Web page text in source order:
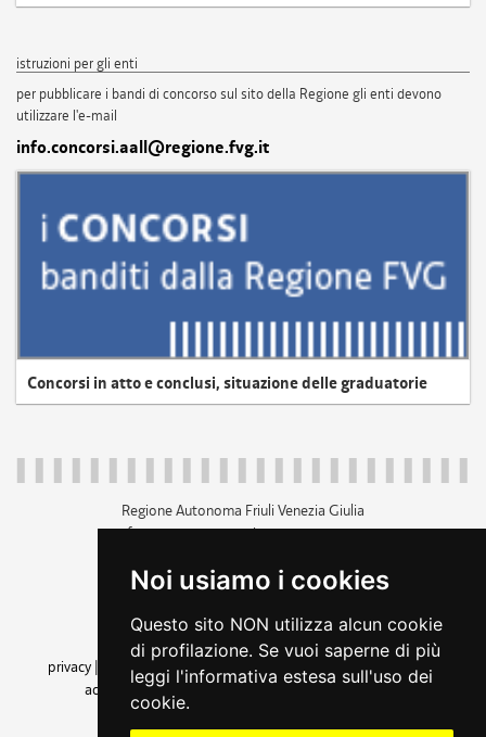
Noi usiamo i cookies
Questo sito NON utilizza alcun cookie
di profilazione. Se vuoi saperne di più
leggi l'informativa estesa sull'uso dei
cookie.
istruzioni per gli enti
per pubblicare i bandi di concorso sul sito della Regione gli enti devono
utilizzare l'e-mail
info.concorsi.aall@regione.fvg.it
Concorsi in atto e conclusi, situazione delle graduatorie
Regione Autonoma Friuli Venezia Giulia
c.f. 80014930327; p.iva 00526040324
+39 040 3771111
amministrazione trasparente
privacy
cookie |note legali accessibilità
dichiarazione di
accessibilità| feedback
cambio preferenze cookie